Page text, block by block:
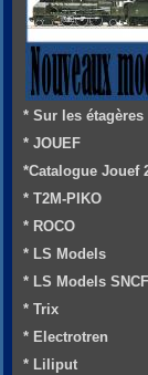
* Sur les étagères
* JOUEF
*Catalogue Jouef
* T2M-PIKO
* ROCO
* LS Models
* LS Models SNCF
* Trix
* Electrotren
* Liliput